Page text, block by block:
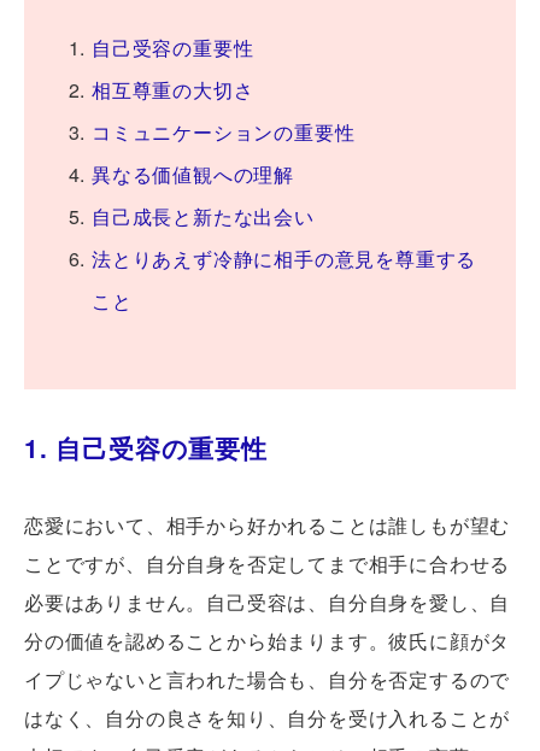
自己受容の重要性
相互尊重の大切さ
コミュニケーションの重要性
異なる価値観への理解
自己成長と新たな出会い
法とりあえず冷静に相手の意見を尊重する
こと
1. 自己受容の重要性
恋愛において、相手から好かれることは誰しもが望む
ことですが、自分自身を否定してまで相手に合わせる
必要はありません。自己受容は、自分自身を愛し、自
分の価値を認めることから始まります。彼氏に顔がタ
イプじゃないと言われた場合も、自分を否定するので
はなく、自分の良さを知り、自分を受け入れることが